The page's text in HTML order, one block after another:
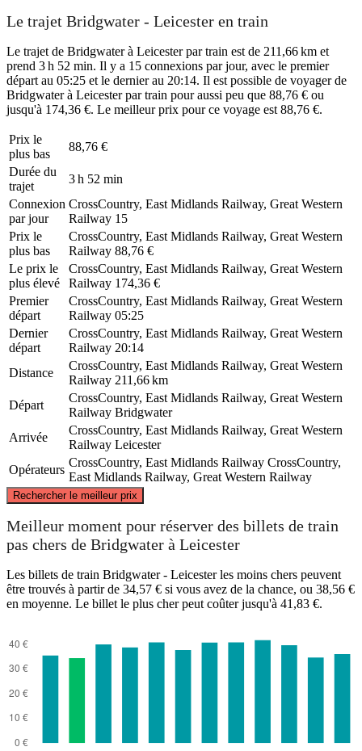
Le trajet Bridgwater - Leicester en train
Le trajet de Bridgwater à Leicester par train est de 211,66 km et
prend 3 h 52 min. Il y a 15 connexions par jour, avec le premier
départ au 05:25 et le dernier au 20:14. Il est possible de voyager de
Bridgwater à Leicester par train pour aussi peu que 88,76 € ou
jusqu'à 174,36 €. Le meilleur prix pour ce voyage est 88,76 €.
Prix ​​le
plus bas
88,76 €
Durée du
trajet
3 h 52 min
Connexion
par jour
CrossCountry, East Midlands Railway, Great Western
Railway 15
Prix ​​le
plus bas
CrossCountry, East Midlands Railway, Great Western
Railway 88,76 €
Le prix le
plus élevé
CrossCountry, East Midlands Railway, Great Western
Railway 174,36 €
Premier
départ
CrossCountry, East Midlands Railway, Great Western
Railway 05:25
Dernier
départ
CrossCountry, East Midlands Railway, Great Western
Railway 20:14
Distance
CrossCountry, East Midlands Railway, Great Western
Railway 211,66 km
Départ
CrossCountry, East Midlands Railway, Great Western
Railway Bridgwater
Arrivée
CrossCountry, East Midlands Railway, Great Western
Railway Leicester
Opérateurs
CrossCountry, East Midlands Railway CrossCountry,
East Midlands Railway, Great Western Railway
Rechercher le meilleur prix
© CARTO, ©OpenStreetMapcontributors
Meilleur moment pour réserver des billets de train
pas chers de Bridgwater à Leicester
Les billets de train Bridgwater - Leicester les moins chers peuvent
être trouvés à partir de 34,57 € si vous avez de la chance, ou 38,56 €
en moyenne. Le billet le plus cher peut coûter jusqu'à 41,83 €.